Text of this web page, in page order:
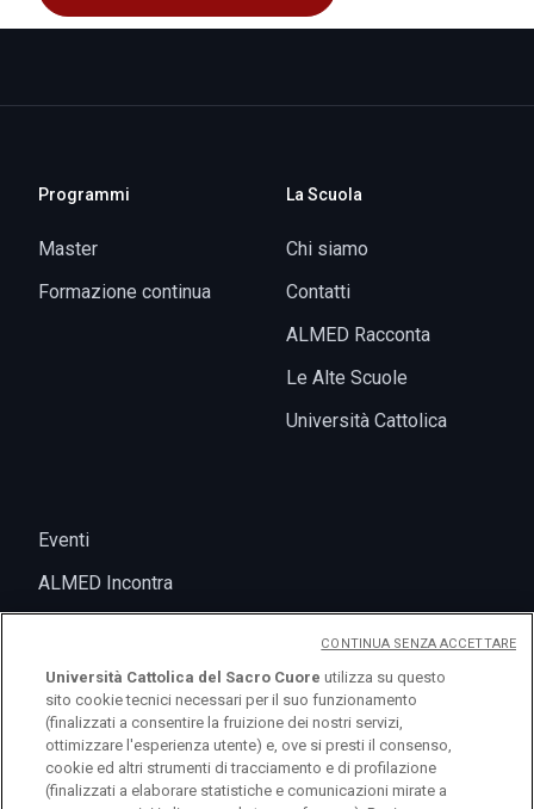
Programmi
Master
Formazione continua
La Scuola
Chi siamo
Contatti
ALMED Racconta
Le Alte Scuole
Università Cattolica
Eventi
ALMED Incontra
Università Cattolica del Sacro Cuore utilizza su questo
sito cookie tecnici necessari per il suo funzionamento
(finalizzati a consentire la fruizione dei nostri servizi,
ottimizzare l'esperienza utente) e, ove si presti il consenso,
cookie ed altri strumenti di tracciamento e di profilazione
(finalizzati a elaborare statistiche e comunicazioni mirate a
CONTINUA SENZA ACCETTARE